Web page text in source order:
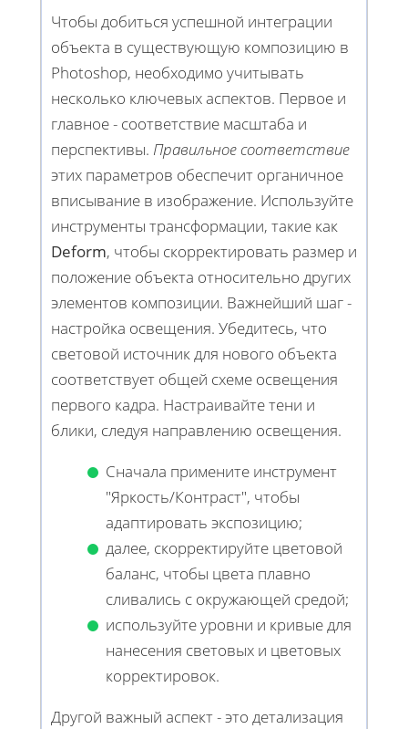
Чтобы добиться успешной интеграции
объекта в существующую композицию в
Photoshop, необходимо учитывать
несколько ключевых аспектов. Первое и
главное - соответствие масштаба и
перспективы. Правильное соответствие
этих параметров обеспечит органичное
вписывание в изображение. Используйте
инструменты трансформации, такие как
Deform, чтобы скорректировать размер и
положение объекта относительно других
элементов композиции. Важнейший шаг -
настройка освещения. Убедитесь, что
световой источник для нового объекта
соответствует общей схеме освещения
первого кадра. Настраивайте тени и
блики, следуя направлению освещения.
Сначала примените инструмент
"Яркость/Контраст", чтобы
адаптировать экспозицию;
далее, скорректируйте цветовой
баланс, чтобы цвета плавно
сливались с окружающей средой;
используйте уровни и кривые для
нанесения световых и цветовых
корректировок.
Другой важный аспект - это детализация